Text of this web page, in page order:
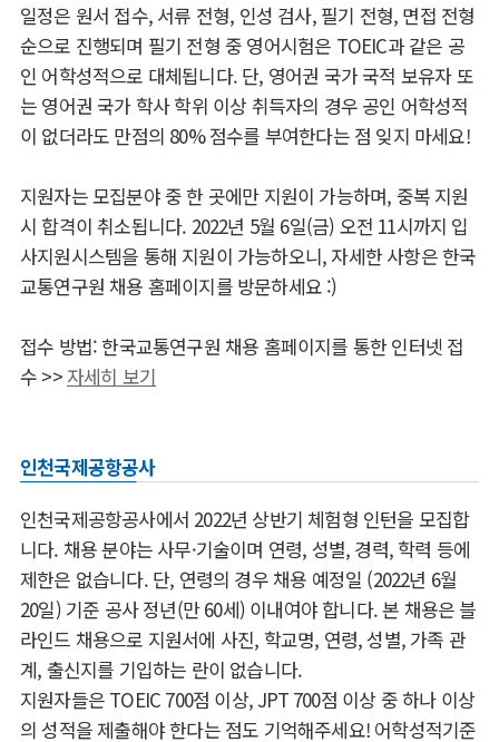
일정은 원서 접수, 서류 전형, 인성 검사, 필기 전형, 면접 전형
순으로 진행되며 필기 전형 중 영어시험은 TOEIC과 같은 공
인 어학성적으로 대체됩니다. 단, 영어권 국가 국적 보유자 또
는 영어권 국가 학사 학위 이상 취득자의 경우 공인 어학성적
이 없더라도 만점의 80% 점수를 부여한다는 점 잊지 마세요!
지원자는 모집분야 중 한 곳에만 지원이 가능하며, 중복 지원
시 합격이 취소됩니다. 2022년 5월 6일(금) 오전 11시까지 입
사지원시스템을 통해 지원이 가능하오니, 자세한 사항은 한국
교통연구원 채용 홈페이지를 방문하세요 :)
접수 방법: 한국교통연구원 채용 홈페이지를 통한 인터넷 접
수 >> 자세히 보기
인천국제공항공사
인천국제공항공사에서 2022년 상반기 체험형 인턴을 모집합
니다. 채용 분야는 사무·기술이며 연령, 성별, 경력, 학력 등에
제한은 없습니다. 단, 연령의 경우 채용 예정일 (2022년 6월
20일) 기준 공사 정년(만 60세) 이내여야 합니다.본 채용은 블
라인드 채용으로 지원서에 사진, 학교명, 연령, 성별, 가족 관
계, 출신지를 기입하는 란이 없습니다.
지원자들은 TOEIC 700점 이상, JPT 700점 이상 중 하나 이상
의 성적을 제출해야 한다는 점도 기억해주세요! 어학성적기준